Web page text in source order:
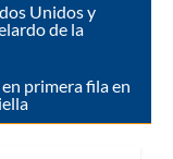
Unidos y
de la
primera fila en